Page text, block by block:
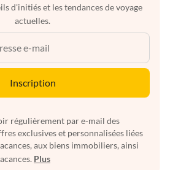
d'initiés et les tendances de voyage
actuelles.
Inscription
régulièrement par e-mail des
exclusives et personnalisées liées
aux biens immobiliers, ainsi
Plus